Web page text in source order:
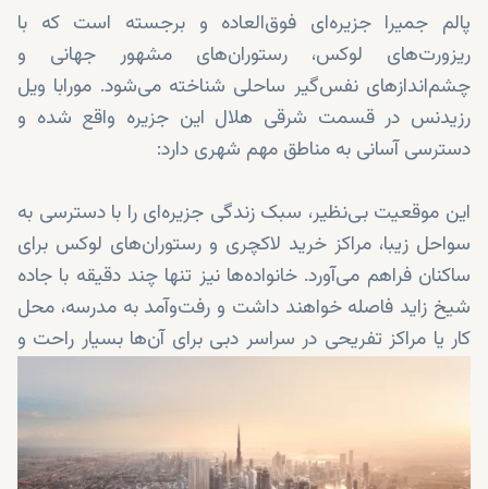
پالم جمیرا جزیره‌ای فوق‌العاده و برجسته است که با
ریزورت‌های لوکس، رستوران‌های مشهور جهانی و
چشم‌اندازهای نفس‌گیر ساحلی شناخته می‌شود. مورابا ویل
رزیدنس در قسمت شرقی هلال این جزیره واقع شده و
دسترسی آسانی به مناطق مهم شهری دارد:
این موقعیت بی‌نظیر، سبک زندگی جزیره‌ای را با دسترسی به
سواحل زیبا، مراکز خرید لاکچری و رستوران‌های لوکس برای
ساکنان فراهم می‌آورد. خانواده‌ها نیز تنها چند دقیقه با جاده
شیخ زاید فاصله خواهند داشت و رفت‌وآمد به مدرسه، محل
کار یا مراکز تفریحی در سراسر دبی برای آن‌ها بسیار راحت و